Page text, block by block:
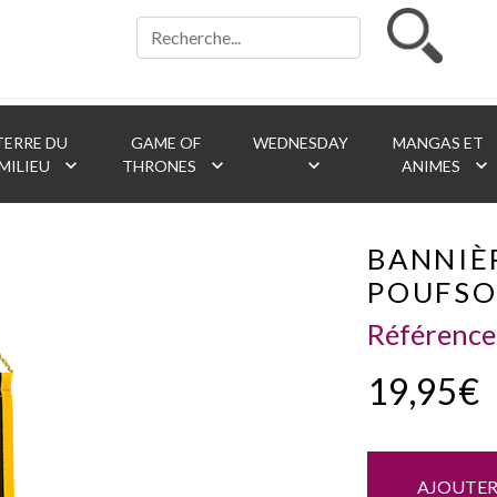
DU
keyboard_arrow_down
GAME OF
THRONES
keyboard_arrow_down
WEDNESDAY
keyboard_arrow_down
MANGAS ET
ANIMES
keyboard_arrow_down
19,95€